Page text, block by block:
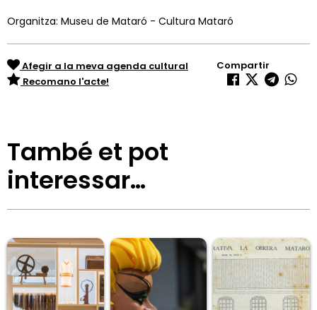
Organitza: Museu de Mataró - Cultura Mataró
Afegir a la meva agenda cultural
Recomano l'acte!
Compartir
També et pot
interessar…